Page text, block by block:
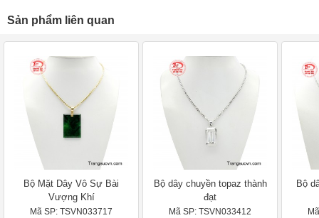
Sản phẩm liên quan
Bộ Mặt Dây Vô Sự Bài
Vượng Khí
Mã SP: TSVN033717
Bộ dây chuyền topaz thành
đạt
Mã SP: TSVN033412
Bộ